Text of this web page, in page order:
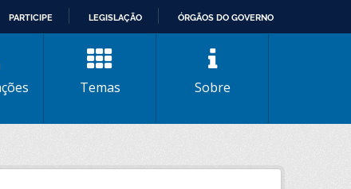
PARTICIPE LEGISLAÇÃO ÓRGÃOS DO GOVERNO
Temas Sobre